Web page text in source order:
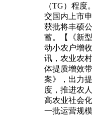
（TG）程度
交国内上市
获批将丰硕
蓄。【《新
动小农户增
讯，农业农
体提质增效
案》，出力
度，推进农
高农业社会
一批运营规